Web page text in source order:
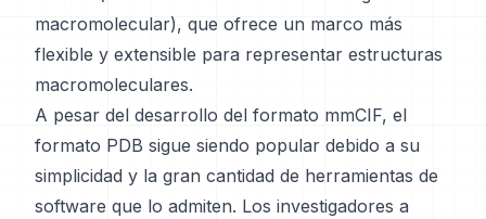
macromolecular), que ofrece un marco más
flexible y extensible para representar estructuras
macromoleculares.
A pesar del desarrollo del formato mmCIF, el
formato PDB sigue siendo popular debido a su
simplicidad y la gran cantidad de herramientas de
software que lo admiten. Los investigadores a